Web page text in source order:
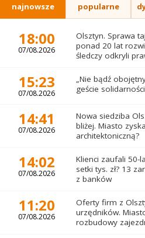
najnowsze popularne
18:00
07/08.2026
Olsztyn. Sprawa
ponad 20 lat
śledczy odkryli
15:23
07/08.2026
„Nie bądź
geście
14:41
07/08.2026
Nowa siedziba
bliżej. Miasto
architektoniczną?
14:02
07/08.2026
Klienci zaufali 50-
setki tys. zł? 13
z banków
11:20
07/08.2026
Oferty firm z
urzędników.
rozbudowy